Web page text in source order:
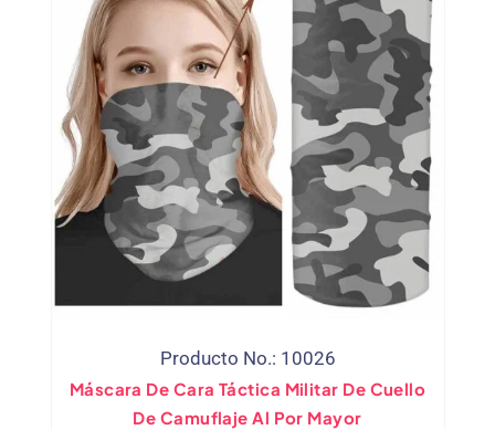
Producto No.: 10026
Máscara De Cara Táctica Militar De Cuello
De Camuflaje Al Por Mayor